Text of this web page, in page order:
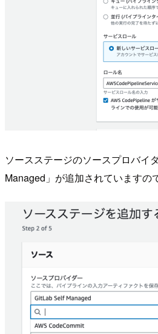
ソースステージのソースプロバイ
Managed」が追加されていますの